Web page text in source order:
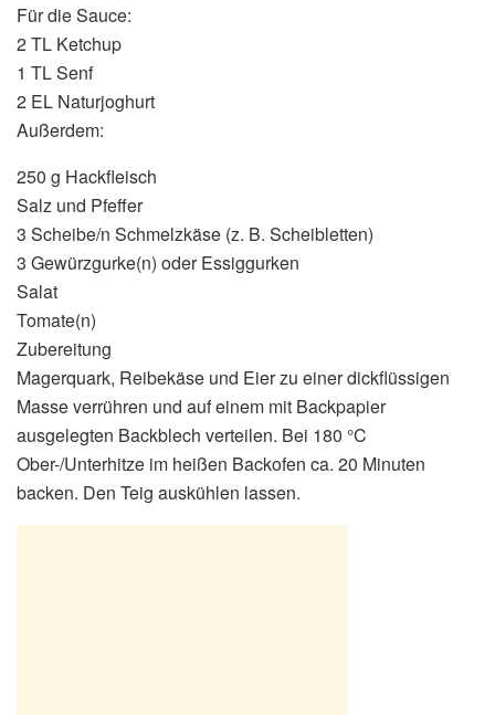
Für die Sauce:
2 TL Ketchup
1 TL Senf
2 EL Naturjoghurt
Außerdem:
250 g Hackfleisch
Salz und Pfeffer
3 Scheibe/n Schmelzkäse (z. B. Scheibletten)
3 Gewürzgurke(n) oder Essiggurken
Salat
Tomate(n)
Zubereitung
Magerquark, Reibekäse und Eier zu einer dickflüssigen
Masse verrühren und auf einem mit Backpapier
ausgelegten Backblech verteilen. Bei 180 °C
Ober-/Unterhitze im heißen Backofen ca. 20 Minuten
backen. Den Teig auskühlen lassen.